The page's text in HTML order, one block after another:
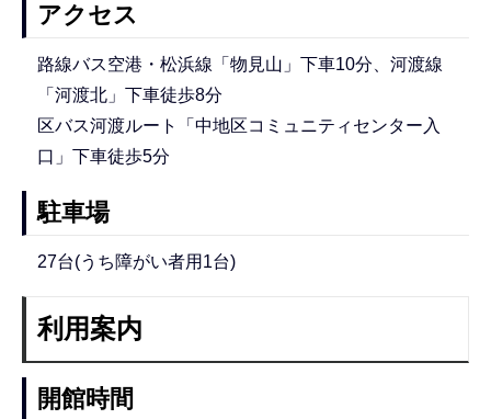
アクセス
路線バス空港・松浜線「物見山」下車10分、河渡線
「河渡北」下車徒歩8分
区バス河渡ルート「中地区コミュニティセンター入
口」下車徒歩5分
駐車場
27台(うち障がい者用1台)
利用案内
開館時間